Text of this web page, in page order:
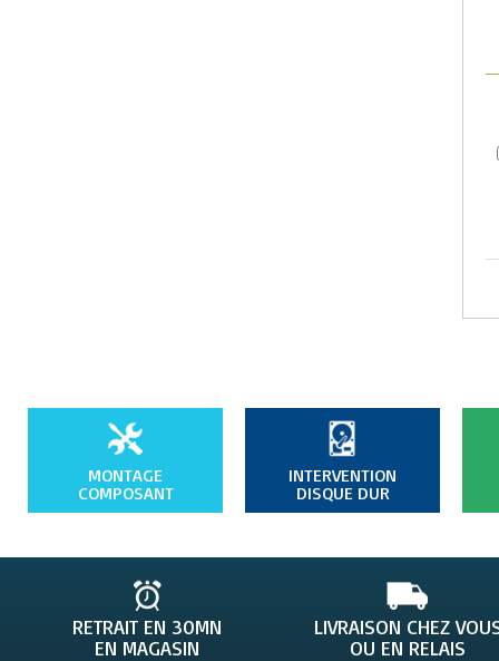
MONTAGE
COMPOSANT
INTERVENTION
DISQUE DUR
RETRAIT EN 30MN
EN MAGASIN
LIVRAISON CHEZ
OU EN RELAIS